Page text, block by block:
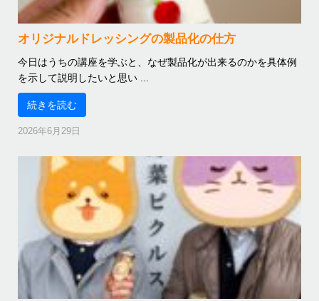
オリジナルドレッシングの製品化の仕方
今日はうちの講座を学ぶと、なぜ製品化が出来るのかを具体例
を示して説明したいと思い ...
続きを読む
2026年6月29日